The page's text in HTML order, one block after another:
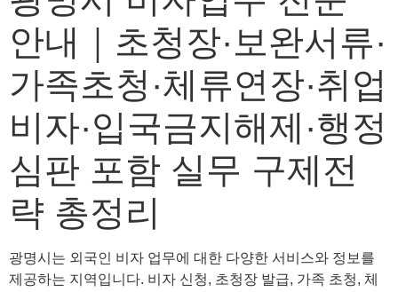
안내｜초청장·보완서류·
가족초청·체류연장·취업
비자·입국금지해제·행정
심판 포함 실무 구제전
략 총정리
광명시는 외국인 비자 업무에 대한 다양한 서비스와 정보를
제공하는 지역입니다. 비자 신청, 초청장 발급, 가족 초청, 체